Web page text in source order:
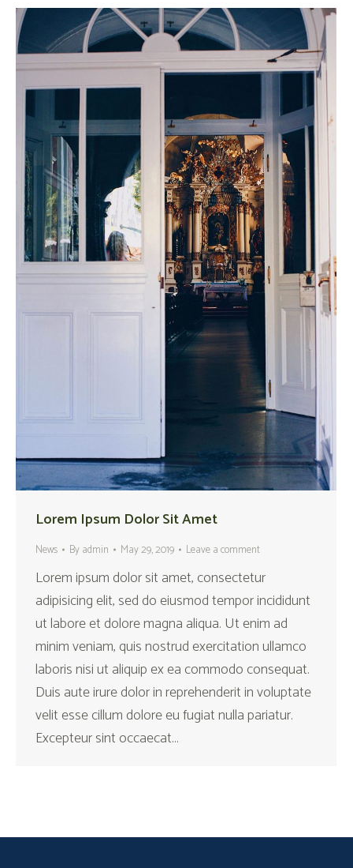
Lorem Ipsum Dolor Sit Amet
News Byadmin May 29, 2019 Leave a comment
Lorem ipsum dolor sit amet, consectetur
adipisicing elit, sed do eiusmod tempor incididunt
ut labore et dolore magna aliqua. Ut enim ad
minim veniam, quis nostrud exercitation ullamco
laboris nisi ut aliquip ex ea commodo consequat.
Duis aute irure dolor in reprehenderit in voluptate
velit esse cillum dolore eu fugiat nulla pariatur.
Excepteur sint occaecat…